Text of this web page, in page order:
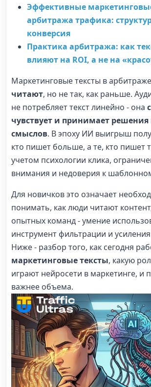
Эффективные
арбитража трафика:
конверсия
Практика арбитража: как
влияют на ROI, а не на
Маркетинговые тексты в
читают, но не так, как раньше.
не потребляет текст линейно - она
чувствует и принимает решения
смыслов. В эпоху ИИ выигрыш
кто пишет больше, а те, кто пишет
учетом психологии клика,
внимания и недоверия к
Для новичков это означает
понимать, как люди читают
опытных команд - умение
инструмент фильтрации и
Ниже - разбор того, как сегодня
маркетинговые тексты, какую
играют нейросети в маркетинге, и
важнее объема.